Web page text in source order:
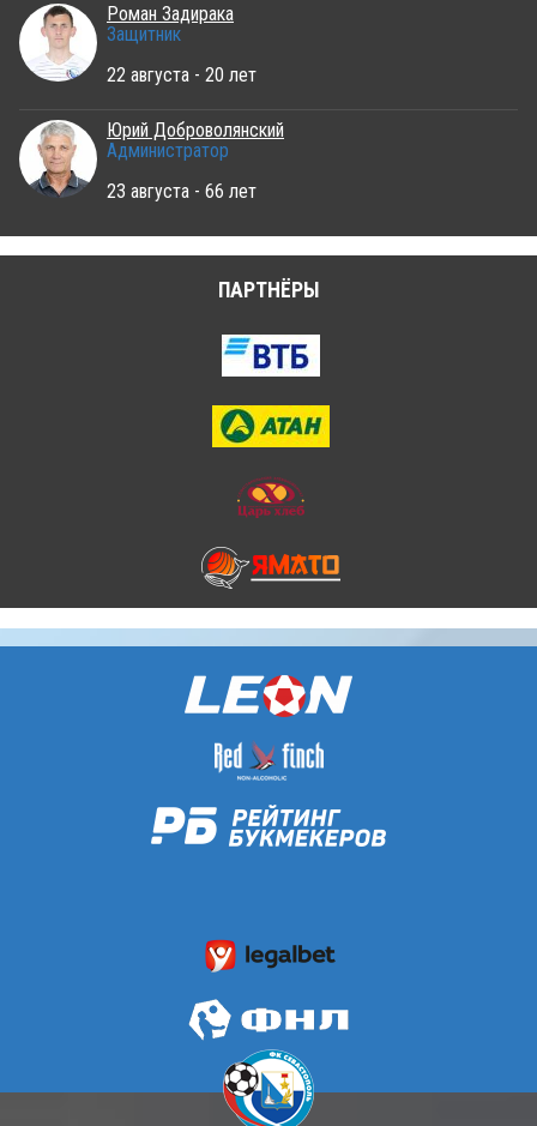
Роман Задирака
Защитник
22 августа - 20 лет
Юрий Доброволянский
Администратор
23 августа - 66 лет
ПАРТНЁРЫ